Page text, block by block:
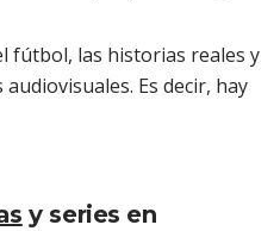
fútbol, las historias reales y
Es decir, hay
y series en